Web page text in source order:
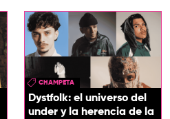
CHAMPETA
Dystfolk: el universo del
under y la herencia de la